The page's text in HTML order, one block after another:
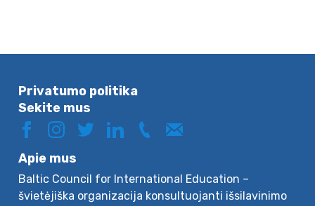
Privatumo politika
Sekite mus
Apie mus
Baltic Council for International Education –
švietėjiška organizacija konsultuojanti išsilavinimo